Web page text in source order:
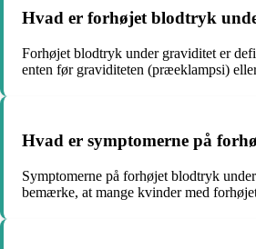
Hvad er forhøjet blodtryk
Forhøjet blodtryk under graviditet er
enten før graviditeten (præeklampsi)
Hvad er symptomerne på
Symptomerne på forhøjet blodtryk
bemærke, at mange kvinder med